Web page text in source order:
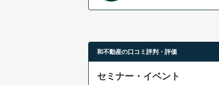
和不動産の口コミ評判・評価
セミナー・イベント